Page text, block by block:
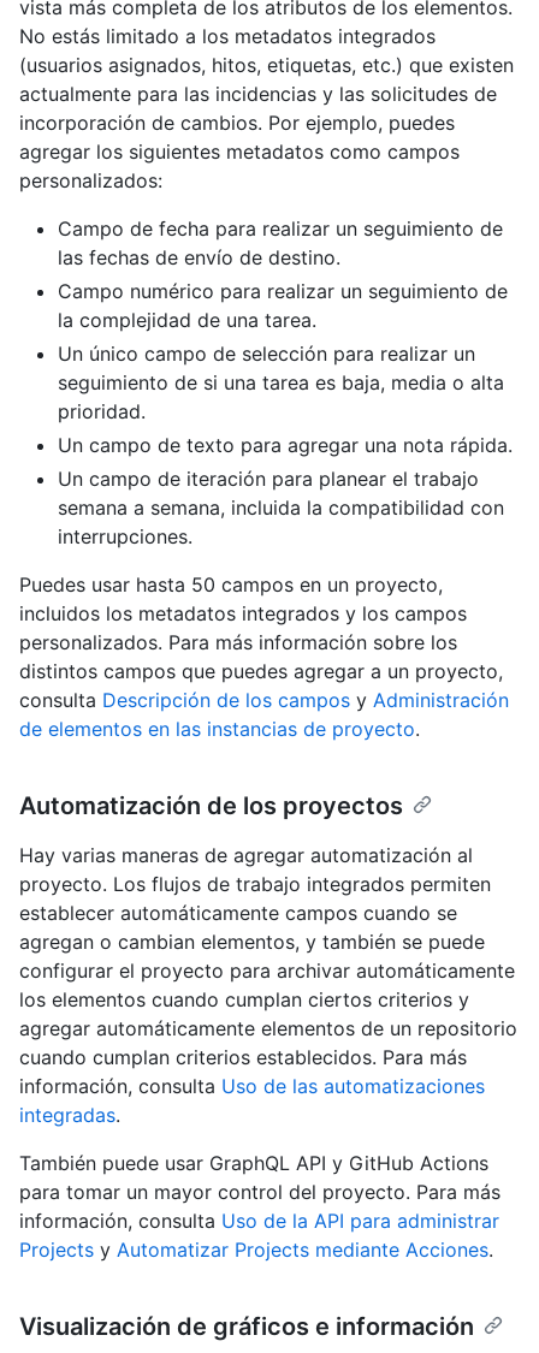
vista más completa de los atributos de los elementos.
No estás limitado a los metadatos integrados
(usuarios asignados, hitos, etiquetas, etc.) que existen
actualmente para las incidencias y las solicitudes de
incorporación de cambios. Por ejemplo, puedes
agregar los siguientes metadatos como campos
personalizados:
Campo de fecha para realizar un seguimiento de
las fechas de envío de destino.
Campo numérico para realizar un seguimiento de
la complejidad de una tarea.
Un único campo de selección para realizar un
seguimiento de si una tarea es baja, media o alta
prioridad.
Un campo de texto para agregar una nota rápida.
Un campo de iteración para planear el trabajo
semana a semana, incluida la compatibilidad con
interrupciones.
Puedes usar hasta 50 campos en un proyecto,
incluidos los metadatos integrados y los campos
personalizados. Para más información sobre los
distintos campos que puedes agregar a un proyecto,
consulta Descripción de los campos y Administración
de elementos en las instancias de proyecto.
Automatización de los proyectos
Hay varias maneras de agregar automatización al
proyecto. Los flujos de trabajo integrados permiten
establecer automáticamente campos cuando se
agregan o cambian elementos, y también se puede
configurar el proyecto para archivar automáticamente
los elementos cuando cumplan ciertos criterios y
agregar automáticamente elementos de un repositorio
cuando cumplan criterios establecidos. Para más
información, consulta Uso de las automatizaciones
integradas.
También puede usar GraphQL API y GitHub Actions
para tomar un mayor control del proyecto. Para más
información, consulta Uso de la API para administrar
Projects y Automatizar Projects mediante Acciones.
Visualización de gráficos e información